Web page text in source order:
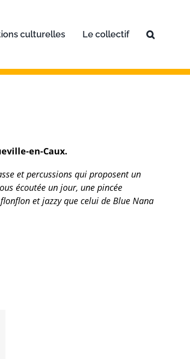
culturelles Le collectif
en-Caux.
et percussions qui proposent un
écoutée un jour, une pincée
et jazzy que celui de Blue Nana